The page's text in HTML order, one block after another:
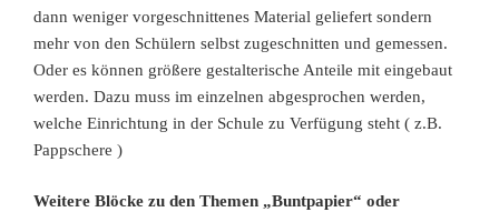
dann weniger vorgeschnittenes Material geliefert sondern
mehr von den Schülern selbst zugeschnitten und gemessen.
Oder es können größere gestalterische Anteile mit eingebaut
werden. Dazu muss im einzelnen abgesprochen werden,
welche Einrichtung in der Schule zu Verfügung steht ( z.B.
Pappschere )
Weitere Blöcke zu den Themen „Buntpapier“ oder